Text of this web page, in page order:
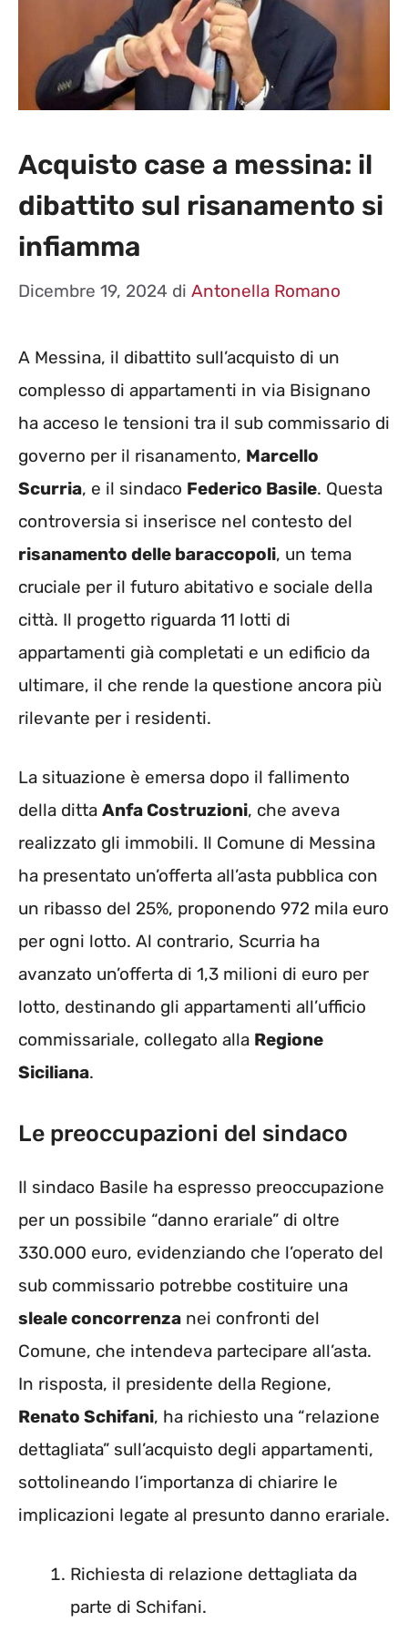
Acquisto case a messina: il
dibattito sul risanamento si
infiamma
Dicembre 19, 2024 di Antonella Romano
A Messina, il dibattito sull’acquisto di un
complesso di appartamenti in via Bisignano
ha acceso le tensioni tra il sub commissario di
governo per il risanamento, Marcello
Scurria, e il sindaco Federico Basile. Questa
controversia si inserisce nel contesto del
risanamento delle baraccopoli, un tema
cruciale per il futuro abitativo e sociale della
città. Il progetto riguarda 11 lotti di
appartamenti già completati e un edificio da
ultimare, il che rende la questione ancora più
rilevante per i residenti.
La situazione è emersa dopo il fallimento
della ditta Anfa Costruzioni, che aveva
realizzato gli immobili. Il Comune di Messina
ha presentato un’offerta all’asta pubblica con
un ribasso del 25%, proponendo 972 mila euro
per ogni lotto. Al contrario, Scurria ha
avanzato un’offerta di 1,3 milioni di euro per
lotto, destinando gli appartamenti all’ufficio
commissariale, collegato alla Regione
Siciliana.
Le preoccupazioni del sindaco
Il sindaco Basile ha espresso preoccupazione
per un possibile “danno erariale” di oltre
330.000 euro, evidenziando che l’operato del
sub commissario potrebbe costituire una
sleale concorrenza nei confronti del
Comune, che intendeva partecipare all’asta.
In risposta, il presidente della Regione,
Renato Schifani, ha richiesto una “relazione
dettagliata” sull’acquisto degli appartamenti,
sottolineando l’importanza di chiarire le
implicazioni legate al presunto danno erariale.
Richiesta di relazione dettagliata da
parte di Schifani.